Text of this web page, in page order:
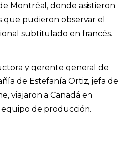
Montréal, donde asistieron
que pudieron observar el
subtitulado en francés.
y gerente general de
de Estefanía Ortiz, jefa de
viajaron a Canadá en
de producción.